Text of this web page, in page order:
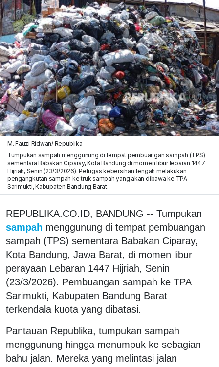
M. Fauzi Ridwan/ Republika
Tumpukan sampah menggunung di tempat pembuangan sampah (TPS)
sementara Babakan Ciparay, Kota Bandung di momen libur lebaran 1447
Hijriah, Senin (23/3/2026). Petugas kebersihan tengah melakukan
pengangkutan sampah ke truk sampah yang akan dibawa ke TPA
Sarimukti, Kabupaten Bandung Barat.
REPUBLIKA.CO.ID, BANDUNG -- Tumpukan
sampah menggunung di tempat pembuangan
sampah (TPS) sementara Babakan Ciparay,
Kota Bandung, Jawa Barat, di momen libur
perayaan Lebaran 1447 Hijriah, Senin
(23/3/2026). Pembuangan sampah ke TPA
Sarimukti, Kabupaten Bandung Barat
terkendala kuota yang dibatasi.
Pantauan Republika, tumpukan sampah
menggunung hingga menumpuk ke sebagian
bahu jalan. Mereka yang melintasi jalan